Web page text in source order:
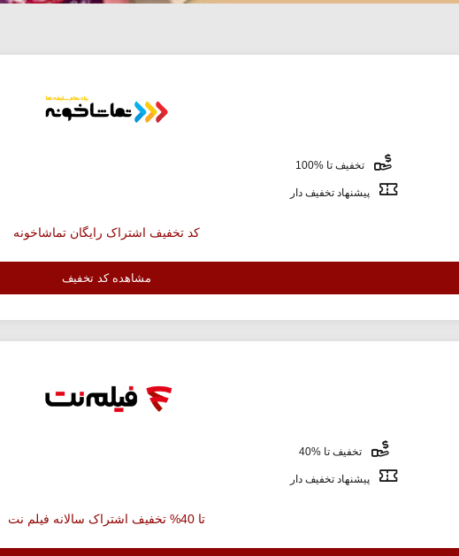
تخفیف تا %100
پیشنهاد تخفیف دار
کد تخفیف اشتراک رایگان تماشاخونه
مشاهده کد تخفیف
تخفیف تا %40
پیشنهاد تخفیف دار
تا 40% تخفیف اشتراک سالانه فیلم نت